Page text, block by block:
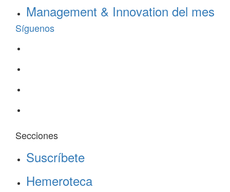
Management & Innovation del mes
Síguenos
Secciones
Suscríbete
Hemeroteca